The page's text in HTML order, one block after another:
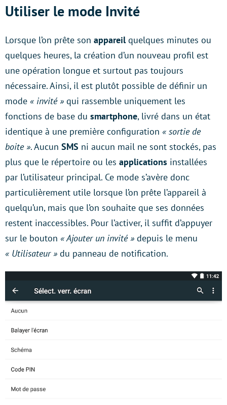
Utiliser le mode Invité
Lorsque l’on prête son appareilquelques minutes ou
quelques heures, la création d’un nouveau profil est
une opération longue et surtout pas toujours
nécessaire. Ainsi, il est plutôt possible de définir un
mode « invité » qui rassemble uniquement les
fonctions de base du smartphone, livré dans un état
identique à une première configuration « sortie de
boite ». Aucun SMS ni aucun mail ne sont stockés, pas
plus que le répertoire ou les applications installées
par l’utilisateur principal. Ce mode s’avère donc
particulièrement utile lorsque l’on prête l’appareil à
quelqu’un, mais que l’on souhaite que ses données
restent inaccessibles. Pour l’activer, il suffit d’appuyer
sur le bouton « Ajouter un invité » depuis le menu
« Utilisateur » du panneau de notification.